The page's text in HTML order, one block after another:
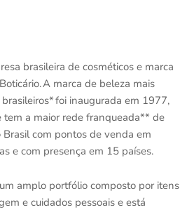
brasileira de cosméticos e marca
A marca de beleza mais
foi inaugurada em 1977,
tem a maior rede franqueada** de
com pontos de venda em
e com presença em 15 países.
amplo portfólio composto por itens
e cuidados pessoais e está